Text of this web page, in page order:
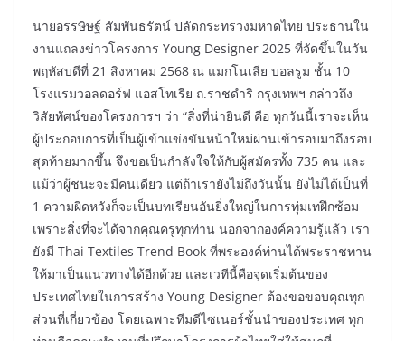
นายอรรษิษฐ์ สัมพันธรัตน์ ปลัดกระทรวงมหาดไทย ประธานใน
งานแถลงข่าวโครงการ Young Designer 2025 ที่จัดขึ้นในวัน
พฤหัสบดีที่ 21 สิงหาคม 2568 ณ แมกโนเลีย บอลรูม ชั้น 10
โรงแรมวอลดอร์ฟ แอสโทเรีย ถ.ราชดำริ กรุงเทพฯ กล่าวถึง
วิสัยทัศน์ของโครงการฯ​ ว่า “สิ่งที่น่ายินดี คือ ทุกวันนี้เราจะเห็น
ผู้ประกอบการที่เป็นผู้เข้าแข่งขันหน้าใหม่ผ่านเข้ารอบมาถึงรอบ
สุดท้ายมากขึ้น จึงขอเป็นกำลังใจให้กับผู้สมัครทั้ง 735 คน และ
แม้ว่าผู้ชนะจะมีคนเดียว แต่ถ้าเรายังไม่ถึงวันนั้น ยังไม่ได้เป็นที่
1 ความผิดหวังก็จะเป็นบทเรียนอันยิ่งใหญ่ในการทุ่มเทฝึกซ้อม
เพราะสิ่งที่จะได้จากคุณครูทุกท่าน นอกจากองค์ความรู้แล้ว เรา
ยังมี Thai Textiles Trend Book ที่พระองค์ท่านได้พระราชทาน
ให้มาเป็นแนวทางได้อีกด้วย และเวทีนี้คือจุดเริ่มต้นของ
ประเทศไทยในการสร้าง Young Designer ต้องขอขอบคุณทุก
ส่วนที่เกี่ยวข้อง โดยเฉพาะทีมดีไซเนอร์ชั้นนำของประเทศ ทุก